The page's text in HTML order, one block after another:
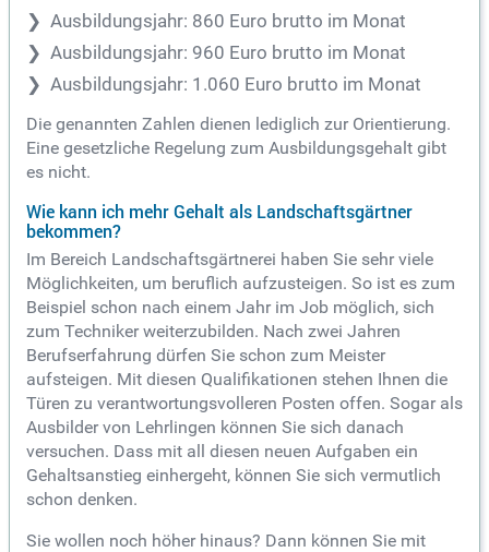
Ausbildungsjahr: 860 Euro brutto im Monat
Ausbildungsjahr: 960 Euro brutto im Monat
Ausbildungsjahr: 1.060 Euro brutto im Monat
Die genannten Zahlen dienen lediglich zur Orientierung.
Eine gesetzliche Regelung zum Ausbildungsgehalt gibt
es nicht.
Wie kann ich mehr Gehalt als Landschaftsgärtner
bekommen?
Im Bereich Landschaftsgärtnerei haben Sie sehr viele
Möglichkeiten, um beruflich aufzusteigen. So ist es zum
Beispiel schon nach einem Jahr im Job möglich, sich
zum Techniker weiterzubilden. Nach zwei Jahren
Berufserfahrung dürfen Sie schon zum Meister
aufsteigen. Mit diesen Qualifikationen stehen Ihnen die
Türen zu verantwortungsvolleren Posten offen. Sogar als
Ausbilder von Lehrlingen können Sie sich danach
versuchen. Dass mit all diesen neuen Aufgaben ein
Gehaltsanstieg einhergeht, können Sie sich vermutlich
schon denken.
Sie wollen noch höher hinaus? Dann können Sie mit